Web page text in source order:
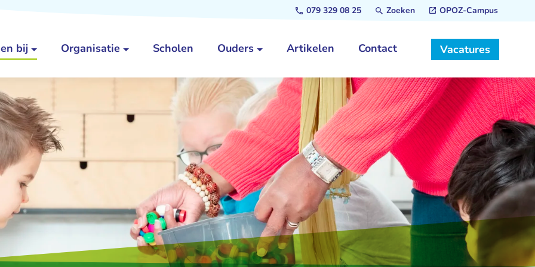
079 329 08 25 Zoeken OPOZ-Campus
bij Organisatie Scholen Ouders Artikelen Contact Vacatures